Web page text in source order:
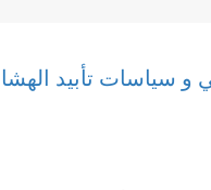
و سياسات تأبيد